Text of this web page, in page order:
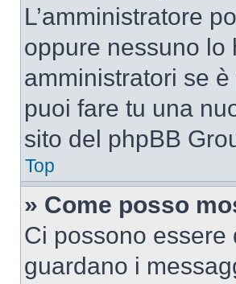
L’amministratore
oppure nessuno lo
amministratori se
puoi fare tu una
sito del phpBB
Top
» Come posso
Ci possono
guardano i